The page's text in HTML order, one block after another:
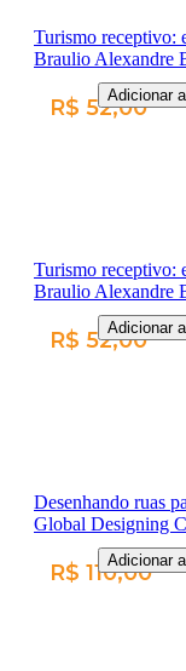
Turismo receptivo:
Braulio Alexandre
R$ 52,00
Adicionar
Turismo receptivo:
Braulio Alexandre
R$ 52,00
Adicionar
Desenhando ruas
Global Designing
R$ 110,00
Adicionar